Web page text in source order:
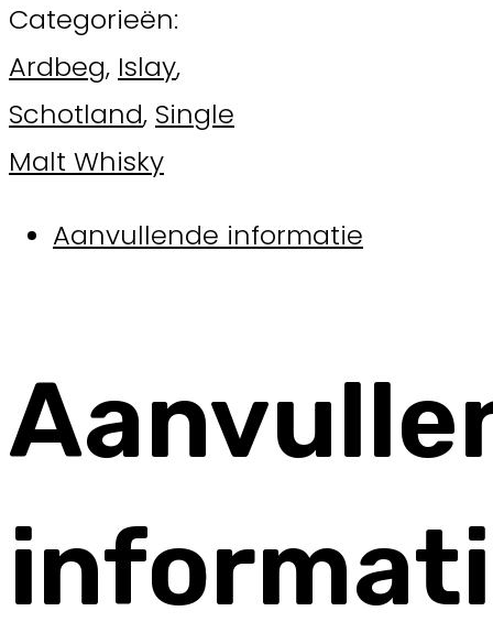
Categorieën:
Ardbeg, Islay,
Schotland, Single
Malt Whisky
Aanvullende informatie